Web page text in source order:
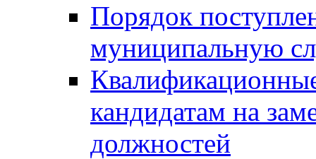
Порядок
муниципальную
кандидатам на
должностей